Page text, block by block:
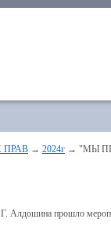
ПРАВ → 2024г → "МЫ
прошло